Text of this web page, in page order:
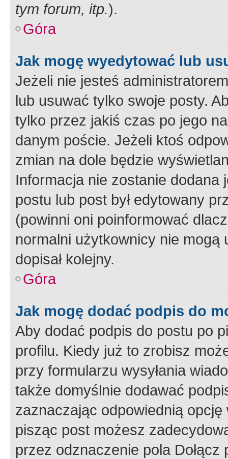
tym forum, itp.).
Góra
Jak mogę wyedytować lub
Jeżeli nie jesteś
lub usuwać tylko swoje posty.
tylko przez jakiś czas po jego
danym poście. Jeżeli ktoś
zmian na dole będzie
Informacja nie zostanie dodana
postu lub post był edytowany
(powinni oni poinformować
normalni użytkownicy nie
dopisał kolejny.
Góra
Jak mogę dodać podpis do
Aby dodać podpis do postu po
profilu. Kiedy już to zrobisz
przy formularzu wysyłania
także domyślnie dodawać
zaznaczając odpowiednią
pisząc post możesz
przez odznaczenie pola